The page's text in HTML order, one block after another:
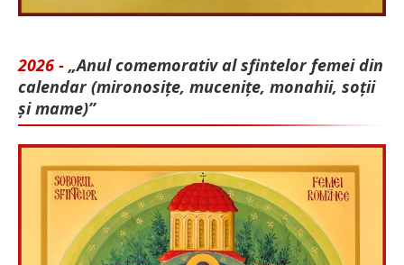
2026 - „Anul comemorativ al sfintelor femei din
calendar (mironosițe, mu­cenițe, monahii, soții
și mame)”